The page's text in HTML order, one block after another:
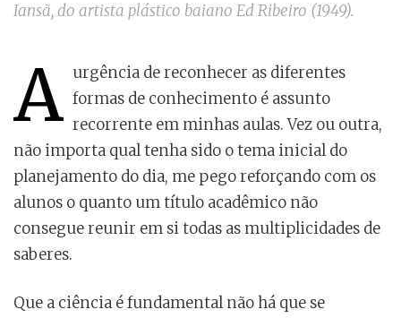
Iansã, do artista plástico baiano Ed Ribeiro (1949).
A urgência de reconhecer as diferentes
formas de conhecimento é assunto
recorrente em minhas aulas. Vez ou outra,
não importa qual tenha sido o tema inicial do
planejamento do dia, me pego reforçando com os
alunos o quanto um título acadêmico não
consegue reunir em si todas as multiplicidades de
saberes.
Que a ciência é fundamental não há que se